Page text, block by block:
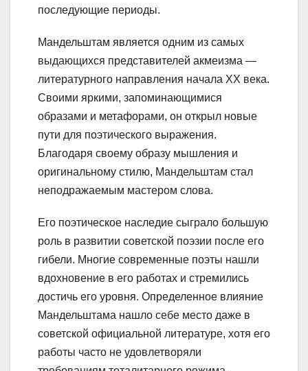
последующие периоды.
Мандельштам является одним из самых
выдающихся представителей акмеизма —
литературного направления начала XX века.
Своими яркими, запоминающимися
образами и метафорами, он открыл новые
пути для поэтического выражения.
Благодаря своему образу мышления и
оригинальному стилю, Мандельштам стал
неподражаемым мастером слова.
Его поэтическое наследие сыграло большую
роль в развитии советской поэзии после его
гибели. Многие современные поэты нашли
вдохновение в его работах и стремились
достичь его уровня. Определенное влияние
Мандельштама нашло себе место даже в
советской официальной литературе, хотя его
работы часто не удовлетворяли